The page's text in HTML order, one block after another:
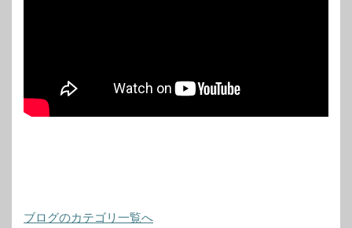
ブログのカテゴリ一覧へ